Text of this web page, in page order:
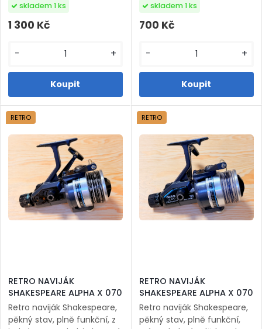
1 300 Kč
skladem 1 ks
- +
700 Kč
skladem 1 ks
- +
RETRO NAVIJÁK
SHAKESPEARE ALPHA X 070
Retro naviják Shakespeare,
pěkný stav, plně funkční, z
RETRO
RETRO NAVIJÁK
SHAKESPEARE ALPHA X 070
Retro naviják Shakespeare,
pěkný stav, plně funkční,
RETRO